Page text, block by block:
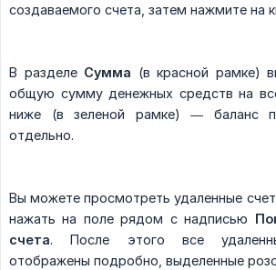
создаваемого счета, затем нажмите на
В разделе Сумма (в красной рамке)
общую сумму денежных средств на
ниже (в зеленой рамке) — баланс
отдельно.
Вы можете просмотреть удаленные
нажать на поле рядом с надписью
счета. После этого все
отображены подробно, выделенные